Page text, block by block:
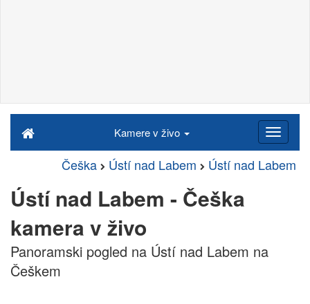
Kamere v živo
Češka Ústí nad Labem Ústí nad Labem
Ústí nad Labem - Češka
kamera v živo
Panoramski pogled na Ústí nad Labem na
Češkem